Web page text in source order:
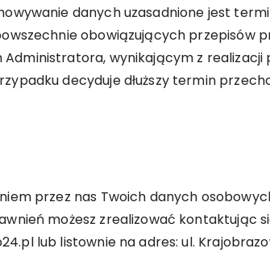
danych uzasadnione jest
obowiązujących przepisów
wynikającym z realizacji
decyduje dłuższy termin
przez nas Twoich danych
możesz zrealizować kontaktując
lub listownie na adres: ul.